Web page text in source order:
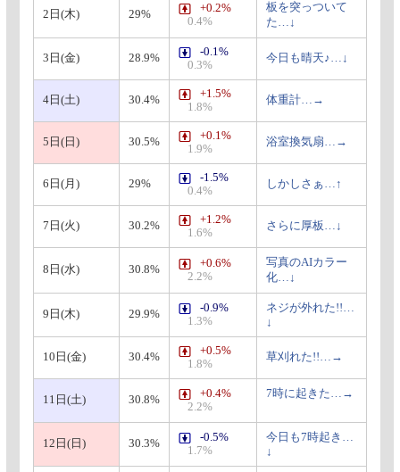
2日(木) 29%
+0.2%
0.4%
板を突っついて
た…↓
3日(金) 28.9%
-0.1%
0.3%
今日も晴天♪…↓
4日(土) 30.4%
+1.5%
1.8%
体重計…→
5日(日) 30.5%
+0.1%
1.9%
浴室換気扇…→
6日(月) 29%
-1.5%
0.4%
しかしさぁ…↑
7日(火) 30.2%
+1.2%
1.6%
さらに厚板…↓
8日(水) 30.8%
+0.6%
2.2%
写真のAIカラー
化…↓
9日(木) 29.9%
-0.9%
1.3%
ネジが外れた!!…
↓
10日(金) 30.4%
+0.5%
1.8%
草刈れた!!…→
11日(土) 30.8%
+0.4%
2.2%
7時に起きた…→
12日(日) 30.3%
-0.5%
1.7%
今日も7時起き…
↓